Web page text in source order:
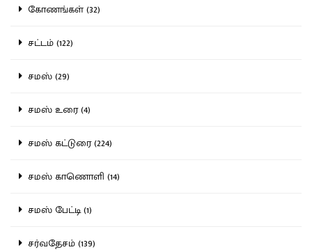
கோணங்கள் (32)
சட்டம் (122)
சமஸ் (29)
சமஸ் உரை (4)
சமஸ் கட்டுரை (224)
சமஸ் காணொளி (14)
சமஸ் பேட்டி (1)
சர்வதேசம் (139)